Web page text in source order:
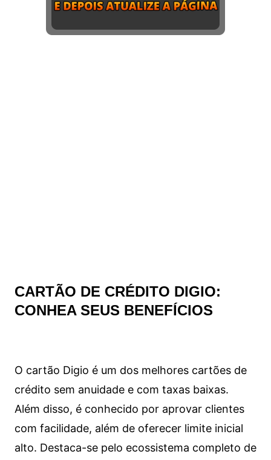
CARTÃO DE CRÉDITO DIGIO:
CONHEA SEUS BENEFÍCIOS
O cartão Digio é um dos melhores cartões de
crédito sem anuidade e com taxas baixas.
Além disso, é conhecido por aprovar clientes
com facilidade, além de oferecer limite inicial
alto. Destaca-se pelo ecossistema completo de